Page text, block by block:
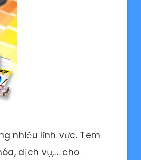
nhiều lĩnh vực. Tem
dịch vụ,… cho